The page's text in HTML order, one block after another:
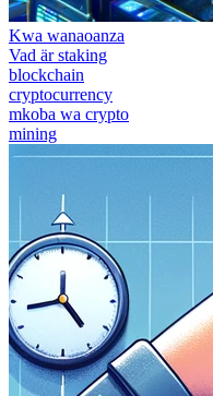
Kwa wanaoanza
Vad är staking
blockchain
cryptocurrency
mkoba wa crypto
mining